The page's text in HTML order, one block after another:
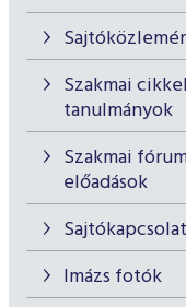
Szakmai
tanulmányok
Szakmai
előadások
Sajtókapcsolat
Imázs fotók